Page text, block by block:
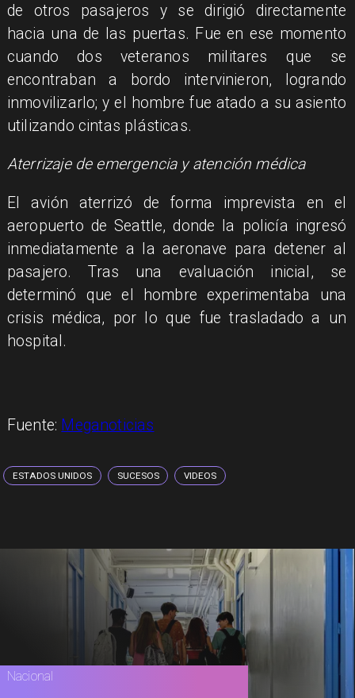
de otros pasajeros y se dirigió directamente
hacia una de las puertas. Fue en ese momento
cuando dos veteranos militares que se
encontraban a bordo intervinieron, logrando
inmovilizarlo; y el hombre fue atado a su asiento
utilizando cintas plásticas.
Aterrizaje de emergencia y atención médica
El avión aterrizó de forma imprevista en el
aeropuerto de Seattle, donde la policía ingresó
inmediatamente a la aeronave para detener al
pasajero. Tras una evaluación inicial, se
determinó que el hombre experimentaba una
crisis médica, por lo que fue trasladado a un
hospital.
Fuente: Meganoticias
ESTADOS UNIDOS SUCESOS VIDEOS
Nacional